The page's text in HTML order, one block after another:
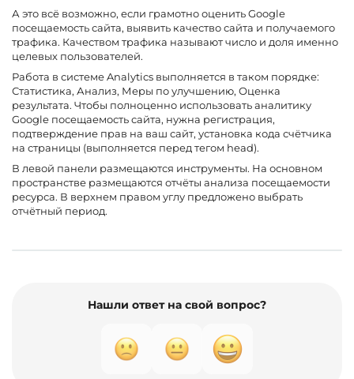
А это всё возможно, если грамотно оценить Google
посещаемость сайта, выявить качество сайта и получаемого
трафика. Качеством трафика называют число и доля именно
целевых пользователей.
Работа в системе Analytics выполняется в таком порядке:
Статистика, Анализ, Меры по улучшению, Оценка
результата. Чтобы полноценно использовать аналитику
Google посещаемость сайта, нужна регистрация,
подтверждение прав на ваш сайт, установка кода счётчика
на страницы (выполняется перед тегом head).
В левой панели размещаются инструменты. На основном
пространстве размещаются отчёты анализа посещаемости
ресурса. В верхнем правом углу предложено выбрать
отчётный период.
Нашли ответ на свой вопрос?